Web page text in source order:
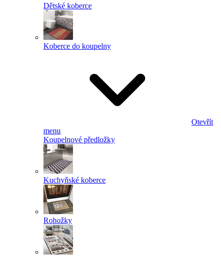
Dětské koberce
Koberce do koupelny
Otevřít
menu
Koupelnové předložky
Kuchyňské koberce
Rohožky